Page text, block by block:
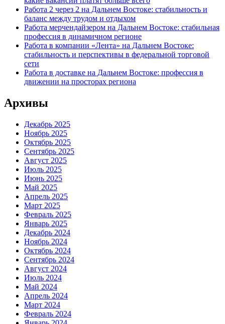
Работа 2 через 2 на Дальнем Востоке: стабильность и
баланс между трудом и отдыхом
Работа мерчендайзером на Дальнем Востоке: стабильная
профессия в динамичном регионе
Работа в компании «Лента» на Дальнем Востоке:
стабильность и перспективы в федеральной торговой
сети
Работа в доставке на Дальнем Востоке: профессия в
движении на просторах региона
Архивы
Декабрь 2025
Ноябрь 2025
Октябрь 2025
Сентябрь 2025
Август 2025
Июль 2025
Июнь 2025
Май 2025
Апрель 2025
Март 2025
Февраль 2025
Январь 2025
Декабрь 2024
Ноябрь 2024
Октябрь 2024
Сентябрь 2024
Август 2024
Июль 2024
Май 2024
Апрель 2024
Март 2024
Февраль 2024